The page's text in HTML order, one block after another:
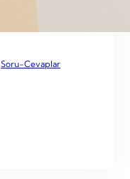
Soru-Cevaplar